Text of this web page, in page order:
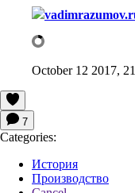
October 12 2017,
7
Categories:
История
Производство